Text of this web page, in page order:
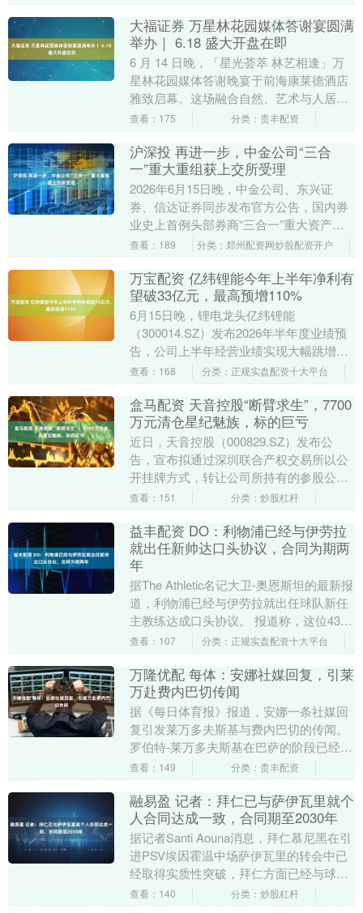
大福证券 万星林花园媒体答谢宴圆满
举办｜ 6.18 盛大开盘在即
6 月 14 日晚，「星光荟萃 林艺相逢」万
星林花园媒体答谢晚宴于前海康莱德酒店
雅致启幕。这场融合自然、艺术与人居思
想的行业雅聚，汇聚 150 余位主流媒体大
查看：175 分类：贵丰配资
沪深投 再进一步，中金公司“三合
一”重大重组获上交所受理
2026年6月15日晚，中金公司、东兴证
券、信达证券同步发布官方公告，国内券
业史上首例头部券商“三合一”重大资产重
组迎来关键节点：中金公司换股吸收合并
查看：189 分类：郑州配资网炒股配资开户
万宝配资 亿纬锂能今年上半年净利有
望破33亿元，最高预增110%
6月15日晚，锂电龙头亿纬锂能
（300014.SZ）发布2026年半年度业绩预
告，公司上半年经营业绩实现大幅跳增，
归母净利润区间31.30亿元至33.71亿
查看：168 分类：正规实盘配资十大平台
盒马配资 天音控股“断臂求生”，7700
万元清仓星纪魅族，标的巨亏
近日，天音控股（000829.SZ）发布公
告，宣布拟通过深圳联合产权交易所以公
开挂牌方式，转让公司所持有的参股公司
武汉星纪魅族科技有限公司（以下简称“星
查看：151 分类：炒股杠杆
益丰配资 DO：利物浦已经与伊劳拉
就出任新帅达口头协议，合同为期两
年
据The Athletic名记大卫-奥恩斯坦的最新报
道，利物浦已经与伊劳拉就出任球队新任
主教练达成口头协议。 报道称，这位43岁
的西班牙教练预计将签下一份为期两....
查看：107 分类：正规实盘配资十大平台
万隆优配 每体：安娜社媒回复，引莱
万赴费内巴切传闻
据《每日体育报》报道，安娜一条社媒回
复引发莱万多夫斯基与费内巴切的传闻。
罗伯特-莱万多夫斯基在巴萨的阶段已经成
为过去。在他近期正式告别红蓝军团后，
查看：149 分类：贵丰配资
融易盈 记者：拜仁已与萨伊瓦里就个
人合同达成一致，合同期至2030年
据记者Santi Aouna消息，拜仁慕尼黑在引
进PSV埃因霍温中场萨伊瓦里的转会中已
经取得实质性突破，拜仁方面已经与球员
就个人合同达成一致，合同期限预计至
查看：140 分类：炒股杠杆